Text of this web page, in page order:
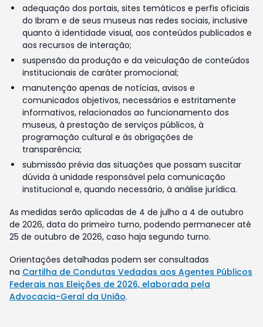
adequação dos portais, sites temáticos e perfis oficiais
do Ibram e de seus museus nas redes sociais, inclusive
quanto à identidade visual, aos conteúdos publicados e
aos recursos de interação;
suspensão da produção e da veiculação de conteúdos
institucionais de caráter promocional;
manutenção apenas de notícias, avisos e
comunicados objetivos, necessários e estritamente
informativos, relacionados ao funcionamento dos
museus, à prestação de serviços públicos, à
programação cultural e às obrigações de
transparência;
submissão prévia das situações que possam suscitar
dúvida à unidade responsável pela comunicação
institucional e, quando necessário, à análise jurídica.
As medidas serão aplicadas de 4 de julho a 4 de outubro
de 2026, data do primeiro turno, podendo permanecer até
25 de outubro de 2026, caso haja segundo turno.
Orientações detalhadas podem ser consultadas
na Cartilha de Condutas Vedadas aos Agentes Públicos
Federais nas Eleições de 2026, elaborada pela
Advocacia-Geral da União.